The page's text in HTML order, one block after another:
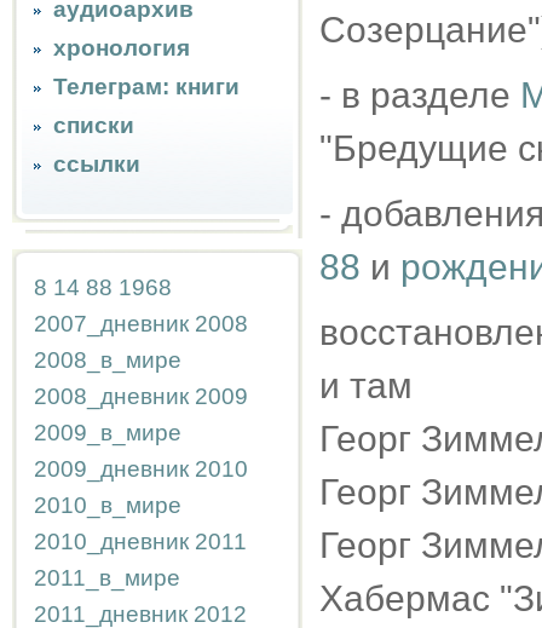
аудиоархив
хронология
Телеграм: книги
списки
ссылки
8 14 88 1968
2007_дневник 2008
2008_в_мире
2008_дневник 2009
2009_в_мире
2009_дневник 2010
2010_в_мире
2010_дневник 2011
2011_в_мире
2011_дневник 2012
- в разделе
"Бредущие
-
88 и
и там
Георг
Георг
Георг
Хабермас